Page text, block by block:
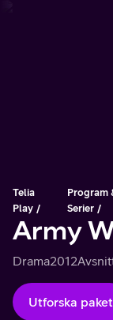
Telia
Play
Program
Serier
Army
Drama2012
Utforska paket